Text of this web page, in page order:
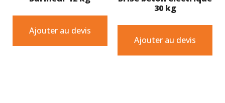
Ajouter au devis
30 kg
Ajouter au devis